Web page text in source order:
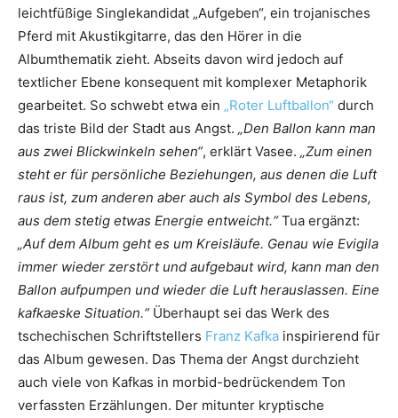
leichtfüßige Singlekandidat „Aufgeben“, ein trojanisches
Pferd mit Akustikgitarre, das den Hörer in die
Albumthematik zieht. Abseits davon wird jedoch auf
textlicher Ebene konsequent mit komplexer Metaphorik
gearbeitet. So schwebt etwa ein „Roter Luftballon“ durch
das triste Bild der Stadt aus Angst. „Den Ballon kann man
aus zwei Blickwinkeln sehen“, erklärt Vasee. „Zum einen
steht er für persönliche Beziehungen, aus denen die Luft
raus ist, zum anderen aber auch als Symbol des Lebens,
aus dem stetig etwas Energie entweicht.“Tua ergänzt:
„Auf dem Album geht es um Kreisläufe. Genau wie Evigila
immer wieder zerstört und aufgebaut wird, kann man den
Ballon aufpumpen und wieder die Luft herauslassen. Eine
kafkaeske Situation.“Überhaupt sei das Werk des
tschechischen Schriftstellers Franz Kafka inspirierend für
das Album gewesen. Das Thema der Angst durchzieht
auch viele von Kafkas in morbid-bedrückendem Ton
verfassten Erzählungen. Der mitunter kryptische